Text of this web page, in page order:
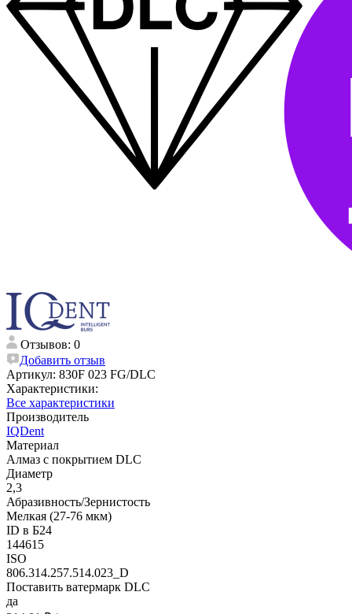
Отзывов: 0
Добавить отзыв
Артикул: 830F 023 FG/DLC
Характеристики:
Все характеристики
Производитель
IQDent
Материал
Алмаз с покрытием DLC
Диаметр
2,3
Абразивность/Зернистость
Мелкая (27-76 мкм)
ID в Б24
144615
ISO
806.314.257.514.023_D
Поставить ватермарк DLC
да